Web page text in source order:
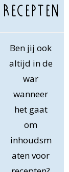
recepten
Ben jij ook
altijd in de
war
wanneer
het gaat
om
inhoudsm
aten voor